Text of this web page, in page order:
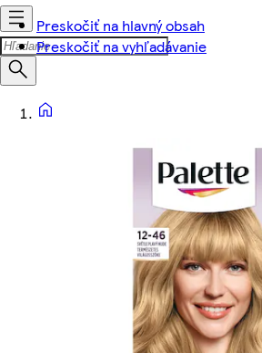
Preskočiť na hlavný obsah
Preskočiť na vyhľadávanie